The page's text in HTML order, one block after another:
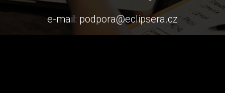
e-mail: podpora@eclipsera.cz